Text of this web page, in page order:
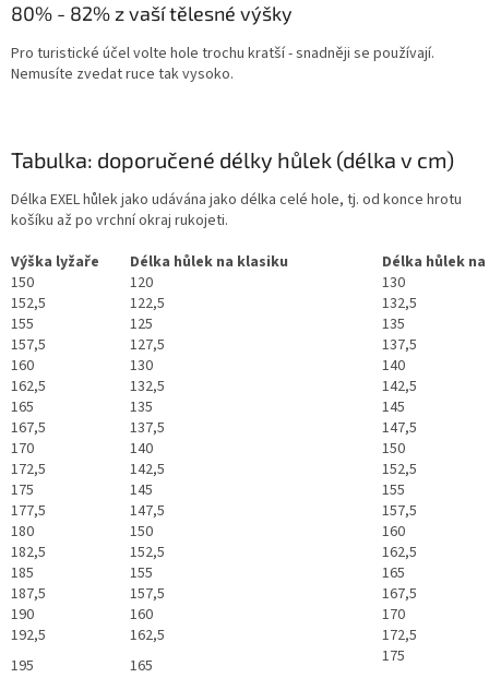
80% - 82% z vaší tělesné výšky
Pro turistické účel volte hole trochu kratší - snadněji se používají.
Nemusíte zvedat ruce tak vysoko.
Tabulka: doporučené délky hůlek (délka v cm)
Délka EXEL hůlek jako udávána jako délka celé hole, tj. od konce hrotu
košíku až po vrchní okraj rukojeti.
Výška lyžaře
Délka hůlek na klasiku
Délka hůlek
150
120
130
152,5
122,5
132,5
155
125
135
157,5
127,5
137,5
160
130
140
162,5
132,5
142,5
165
135
145
167,5
137,5
147,5
170
140
150
172,5
142,5
152,5
175
145
155
177,5
147,5
157,5
180
150
160
182,5
152,5
162,5
185
155
165
187,5
157,5
167,5
190
160
170
192,5
162,5
172,5
195
165 175